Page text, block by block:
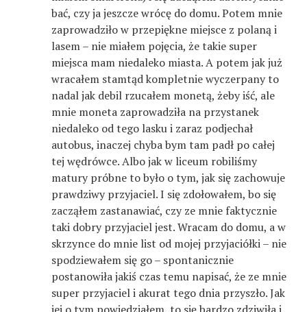
bać, czy ja jeszcze wrócę do domu. Potem mnie
zaprowadziło w przepiękne miejsce z polaną i
lasem – nie miałem pojęcia, że takie super
miejsca mam niedaleko miasta. A potem jak już
wracałem stamtąd kompletnie wyczerpany to
nadal jak debil rzucałem monetą, żeby iść, ale
mnie moneta zaprowadziła na przystanek
niedaleko od tego lasku i zaraz podjechał
autobus, inaczej chyba bym tam padł po całej
tej wędrówce. Albo jak w liceum robiliśmy
matury próbne to było o tym, jak się zachowuje
prawdziwy przyjaciel. I się zdołowałem, bo się
zacząłem zastanawiać, czy ze mnie faktycznie
taki dobry przyjaciel jest. Wracam do domu, a w
skrzynce do mnie list od mojej przyjaciółki – nie
spodziewałem się go – spontanicznie
postanowiła jakiś czas temu napisać, że ze mnie
super przyjaciel i akurat tego dnia przyszło. Jak